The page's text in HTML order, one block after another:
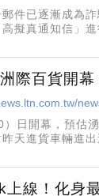
件已逐漸成為
擬真通知信」
際百貨開
日開幕，預估
天進貨車輛進
線！化身